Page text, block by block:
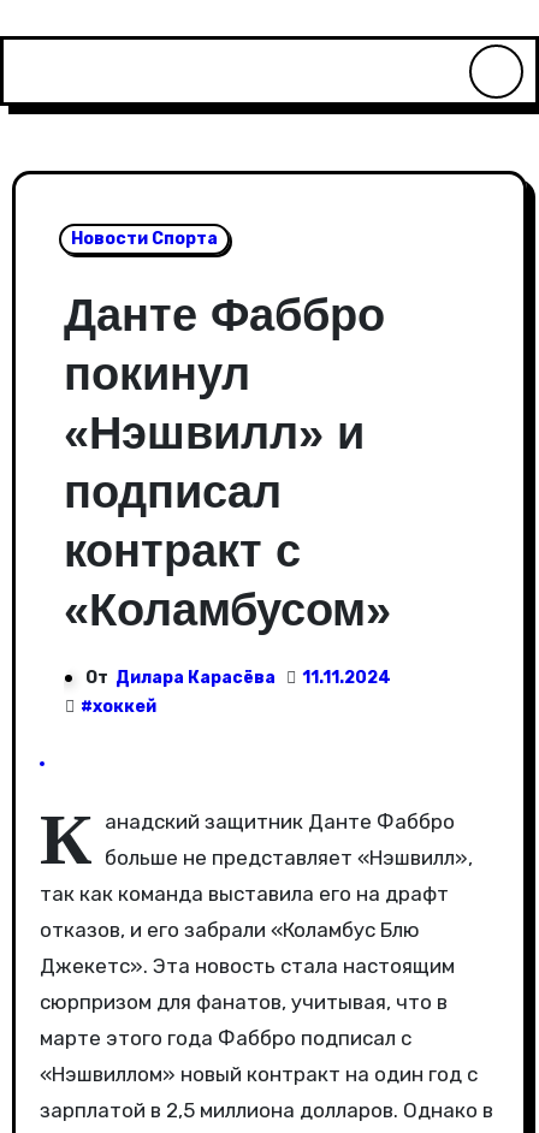
Новости Спорта
Данте Фаббро
покинул
«Нэшвилл» и
подписал
контракт с
«Коламбусом»
От Дилара Карасёва
11.11.2024
#хоккей
К анадский защитник Данте Фаббро
больше не представляет «Нэшвилл»,
так как команда выставила его на драфт
отказов, и его забрали «Коламбус Блю
Джекетс». Эта новость стала настоящим
сюрпризом для фанатов, учитывая, что в
марте этого года Фаббро подписал с
«Нэшвиллом» новый контракт на один год с
зарплатой в 2,5 миллиона долларов. Однако в